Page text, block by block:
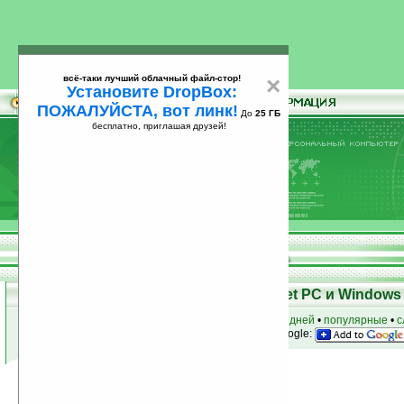
25
Программы для КПК Pocket PC и Windows
за 7 дней • популярные •
на Google:
×
всё-таки лучший облачный файл-стор!
Установите DropBox:
ПОЖАЛУЙСТА, вот линк! До 25 ГБ
бесплатно, приглашая друзей!